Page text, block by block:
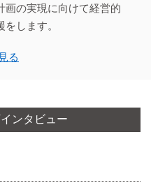
画の実現に向けて経営的
します。
る
ンタビュー